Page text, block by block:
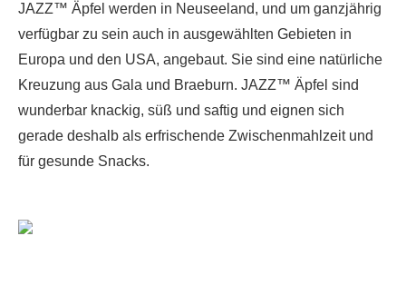
JAZZ™ Äpfel werden in Neuseeland, und um ganzjährig
verfügbar zu sein auch in ausgewählten Gebieten in
Europa und den USA, angebaut. Sie sind eine natürliche
Kreuzung aus Gala und Braeburn. JAZZ™ Äpfel sind
wunderbar knackig, süß und saftig und eignen sich
gerade deshalb als erfrischende Zwischenmahlzeit und
für gesunde Snacks.